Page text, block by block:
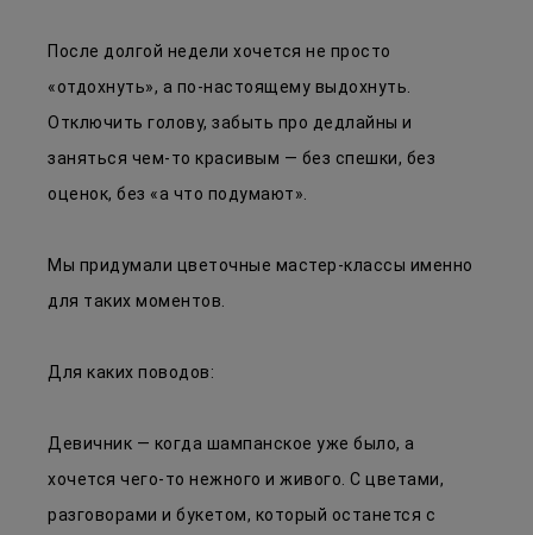
После долгой недели хочется не просто
«отдохнуть», а по-настоящему выдохнуть.
Отключить голову, забыть про дедлайны и
заняться чем-то красивым — без спешки, без
оценок, без «а что подумают».
Мы придумали цветочные мастер-классы именно
для таких моментов.
Для каких поводов:
Девичник — когда шампанское уже было, а
хочется чего-то нежного и живого. С цветами,
разговорами и букетом, который останется с